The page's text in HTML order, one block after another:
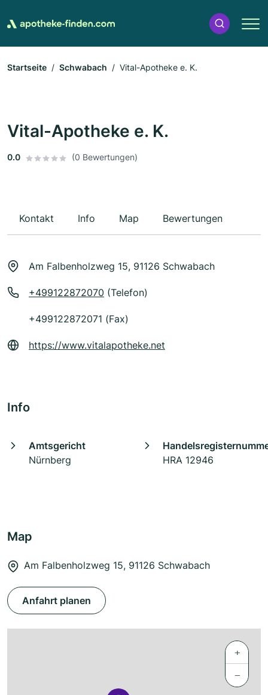
Startseite Schwabach Vital-Apotheke e. K.
Vital-Apotheke e. K.
0.0 (0 Bewertungen)
Kontakt Info Map Bewertungen
Am Falbenholzweg 15, 91126 Schwabach
+499122872070 (Telefon)
+499122872071 (Fax)
https://www.vitalapotheke.net
Info
Amtsgericht
Nürnberg
HRA 12946
Map
Am Falbenholzweg 15, 91126 Schwabach
Anfahrt planen
+
−